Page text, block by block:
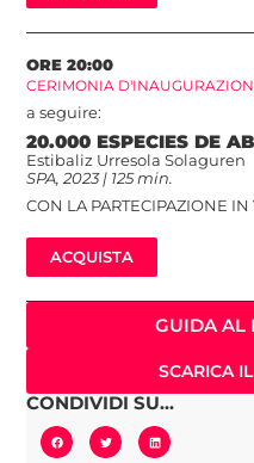
GUIDA AL
SCARICA
CONDIVIDI SU...
ORE 20:00
CERIMONIA
a seguire:
20.000 ESPECIES DE
Estibaliz Urresola Solaguren
SPA, 2023 | 125 min.
CON LA PARTECIPAZIONE
ACQUISTA